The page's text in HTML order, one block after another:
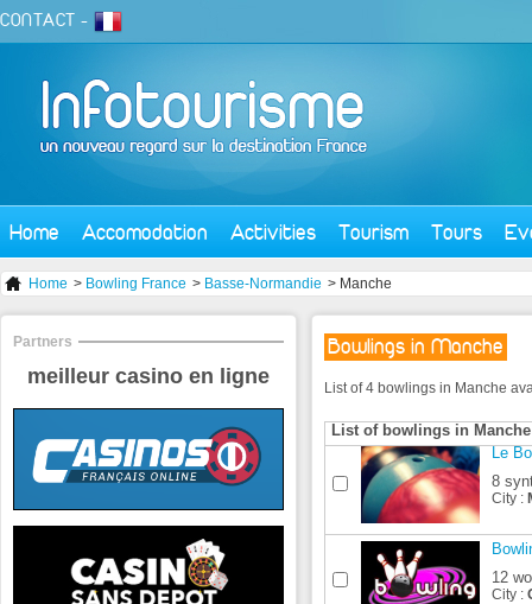
CONTACT -
Home Accomodation Activities Tourism Tours
Home > Bowling France > Basse-Normandie > Manche
Bowlings in Manche
List of 4 bowlings in Manche
List of bowlings in Manche
Le
8
City :
12
City :
Partners
meilleur casino en ligne